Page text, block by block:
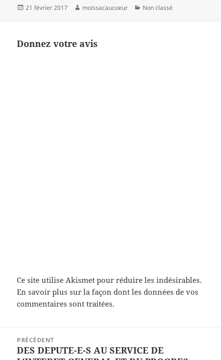
Publié
21 février 2017 Auteur
moissacaucoeur Catégories
Non classé
Donnez votre avis
Ce site utilise Akismet pour réduire les indésirables.
En savoir plus sur la façon dont les données de vos
commentaires sont traitées.
l’article
PRÉCÉDENT
Article
DES DEPUTE-E-S AU SERVICE DE